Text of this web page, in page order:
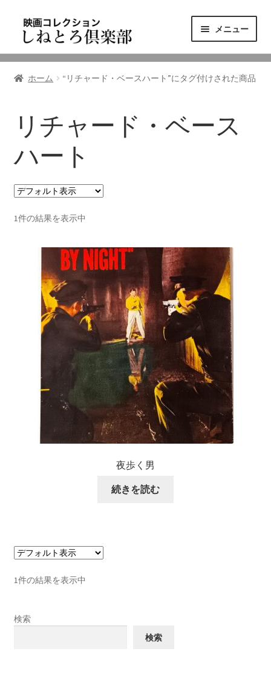
ゲ
シ
へ
キ
プ
テ
ツ
キ
プ
メニュー
ニュース
東三河の映画館
しねとろ倶楽部について
リンクの旅
ホーム “リチャード・ベースハート”にタグ付けされた商品
リチャード・ベース
ハート
1件の結果を表示中
夜歩く男
続きを読む
1件の結果を表示中
検索
検索